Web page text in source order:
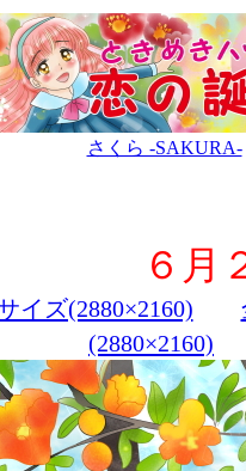
さくら -SAKURA-
６月
イズ(2880×2160)
(2880×2160)